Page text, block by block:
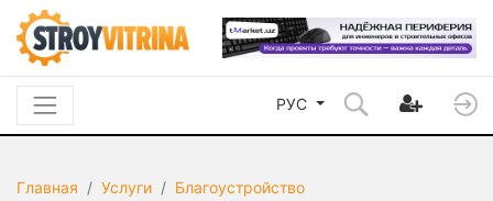
РУС
Главная Услуги
Благоустройство